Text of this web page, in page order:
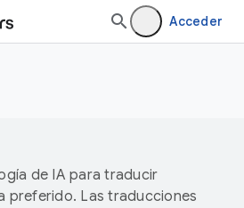
Acceder
de IA para traducir
preferido. Las traducciones